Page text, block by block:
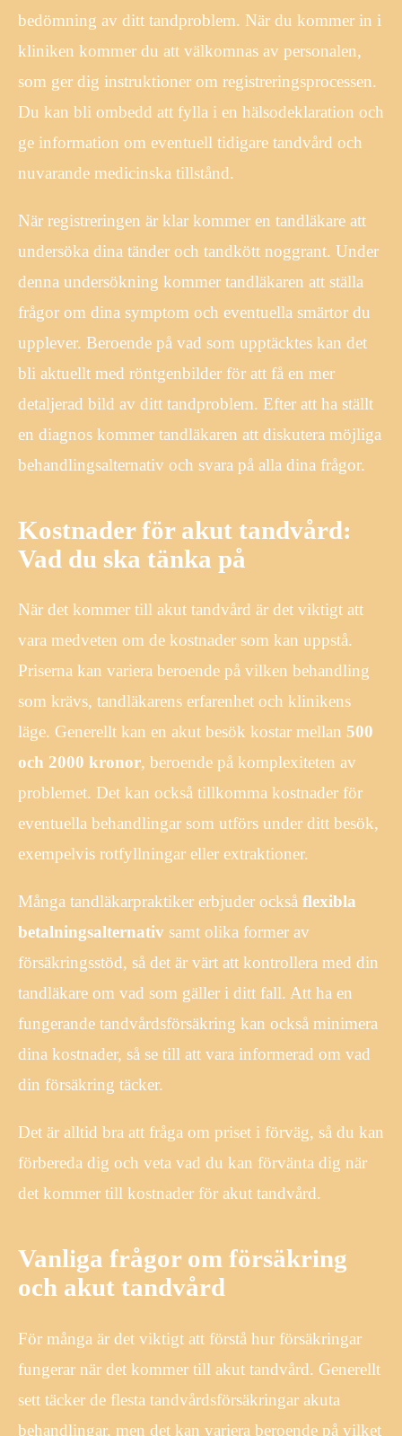
bedömning av ditt tandproblem. När du kommer in i
kliniken kommer du att välkomnas av personalen,
som ger dig instruktioner om registreringsprocessen.
Du kan bli ombedd att fylla i en hälsodeklaration och
ge information om eventuell tidigare tandvård och
nuvarande medicinska tillstånd.
När registreringen är klar kommer en tandläkare att
undersöka dina tänder och tandkött noggrant. Under
denna undersökning kommer tandläkaren att ställa
frågor om dina symptom och eventuella smärtor du
upplever. Beroende på vad som upptäcktes kan det
bli aktuellt med röntgenbilder för att få en mer
detaljerad bild av ditt tandproblem. Efter att ha ställt
en diagnos kommer tandläkaren att diskutera möjliga
behandlingsalternativ och svara på alla dina frågor.
Kostnader för akut tandvård:
Vad du ska tänka på
När det kommer till akut tandvård är det viktigt att
vara medveten om de kostnader som kan uppstå.
Priserna kan variera beroende på vilken behandling
som krävs, tandläkarens erfarenhet och klinikens
läge. Generellt kan en akut besök kostar mellan 500
och 2000 kronor, beroende på komplexiteten av
problemet. Det kan också tillkomma kostnader för
eventuella behandlingar som utförs under ditt besök,
exempelvis rotfyllningar eller extraktioner.
Många tandläkarpraktiker erbjuder också flexibla
betalningsalternativ samt olika former av
försäkringsstöd, så det är värt att kontrollera med din
tandläkare om vad som gäller i ditt fall. Att ha en
fungerande tandvårdsförsäkring kan också minimera
dina kostnader, så se till att vara informerad om vad
din försäkring täcker.
Det är alltid bra att fråga om priset i förväg, så du kan
förbereda dig och veta vad du kan förvänta dig när
det kommer till kostnader för akut tandvård.
Vanliga frågor om försäkring
och akut tandvård
För många är det viktigt att förstå hur försäkringar
fungerar när det kommer till akut tandvård. Generellt
sett täcker de flesta tandvårdsförsäkringar akuta
behandlingar, men det kan variera beroende på vilket